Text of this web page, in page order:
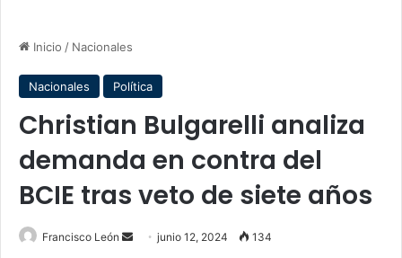
Inicio / Nacionales
Nacionales Política
Christian Bulgarelli analiza
demanda en contra del
BCIE tras veto de siete años
Francisco León
Sendjunio 12, 2024 134